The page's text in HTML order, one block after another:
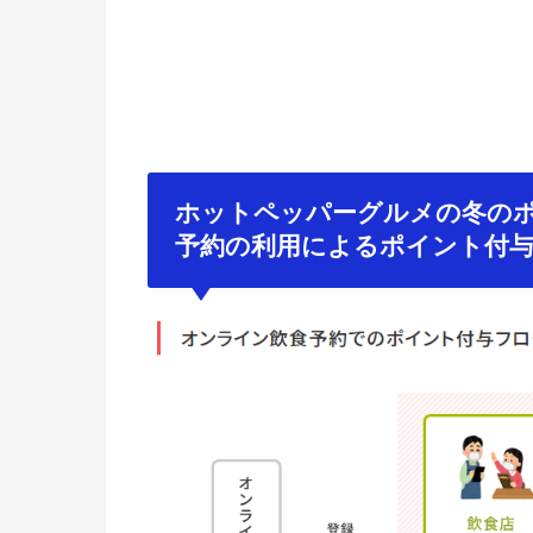
ホットペッパーグルメの冬の
予約の利用によるポイント付与